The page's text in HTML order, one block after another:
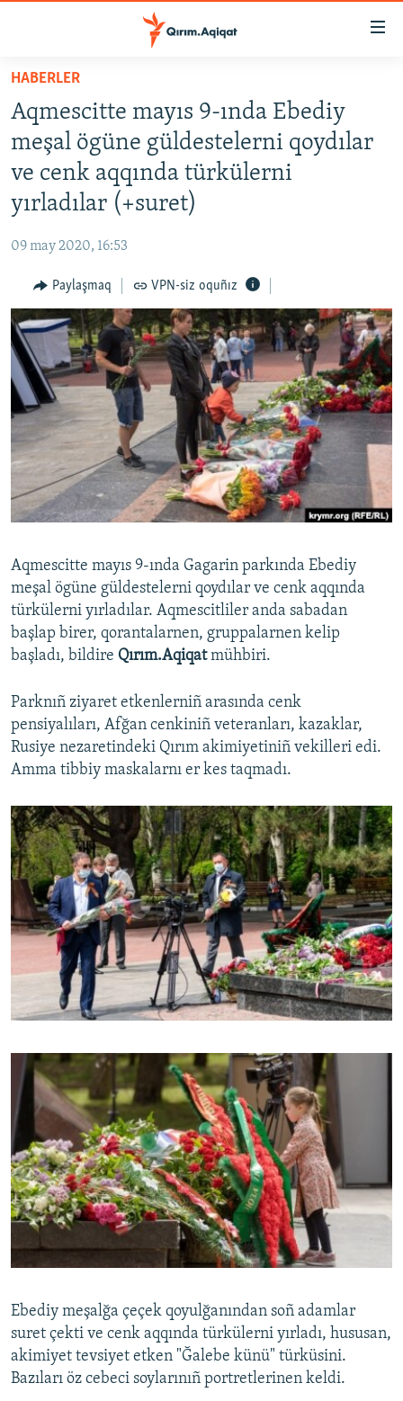
Esas
qaytmaq
Baş
navigatsiyağa
qaytmaq
Qıdıruvğa
SİYASET
İQTİSADİYAT
CEMİYET
İNSAN AQLARI
VİDEO
SÜRET
BLOGLAR
FİKİR
Русский
Українською
QOŞULIÑIZ!
RFE/RS bütün saytları
HABERLER
Aqmescitte mayıs 9-ında Ebediy
meşal ögüne güldestelerni qoydılar
ve cenk aqqında türkülerni
yırladılar (+suret)
09 may 2020, 16:53
Paylaşmaq VPN-siz oquñız
Aqmescitte mayıs 9-ında Gagarin parkında Ebediy
meşal ögüne güldestelerni qoydılar ve cenk aqqında
türkülerni yırladılar. Aqmescitliler anda sabadan
başlap birer, qorantalarnen, gruppalarnen kelip
başladı, bildire Qırım.Aqiqatmühbiri.
Parknıñ ziyaret etkenlerniñ arasında cenk
pensiyalıları, Afğan cenkiniñ veteranları, kazaklar,
Rusiye nezaretindeki Qırım akimiyetiniñ vekilleri edi.
Amma tibbiy maskalarnı er kes taqmadı.
Ebediy meşalğa çeçek qoyulğanından soñ adamlar
suret çekti ve cenk aqqında türkülerni yırladı, hususan,
akimiyet tevsiyet etken "Ğalebe künü" türküsini.
Bazıları öz cebeci soylarınıñ portretlerinen keldi.